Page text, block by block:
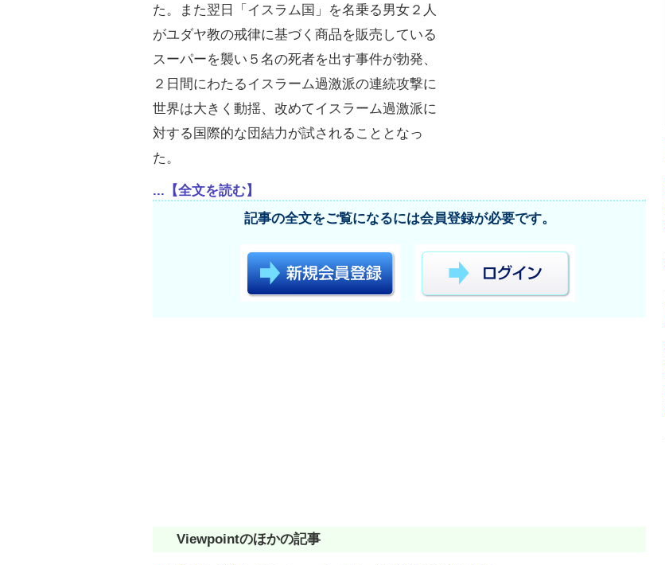
た。また翌日「イスラム国」を名乗る男女２人
がユダヤ教の戒律に基づく商品を販売している
スーパーを襲い５名の死者を出す事件が勃発、
２日間にわたるイスラーム過激派の連続攻撃に
世界は大きく動揺、改めてイスラーム過激派に
対する国際的な団結力が試されることとなっ
た。
...【全文を読む】
記事の全文をご覧になるには会員登録が必要です。
Viewpointのほかの記事